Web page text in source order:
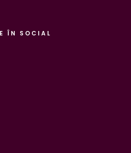
ÎN SOCIAL